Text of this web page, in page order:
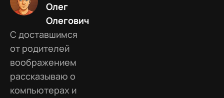
Олег
Олегович
С доставшимся
от родителей
воображением
рассказываю о
компьютерах и